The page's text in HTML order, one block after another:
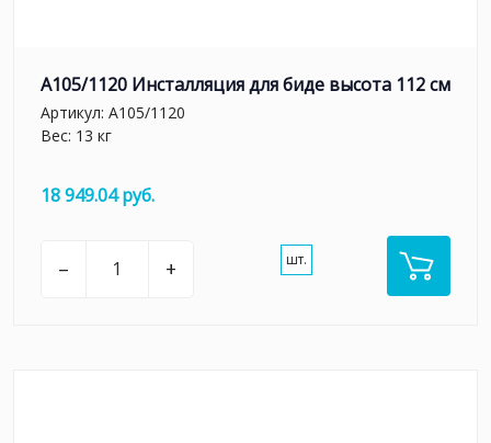
A105/1120 Инсталляция для биде высота 112 см
Артикул: A105/1120
Вес: 13 кг
18 949.04 руб.
– + шт.